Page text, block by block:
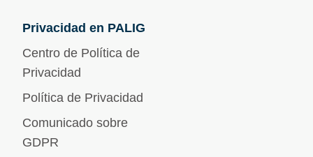
Privacidad en PALIG
Centro de Política de
Privacidad
Política de Privacidad
Comunicado sobre
GDPR